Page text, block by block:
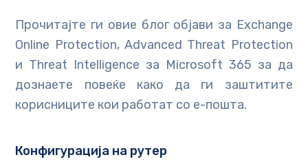
Прочитајте ги овие блог објави за Exchange
Online Protection, Advanced Threat Protection
и Threat Intelligence за Microsoft 365 за да
дознаете повеќе како да ги заштитите
корисниците кои работат со е-пошта.
Конфигурација на рутер